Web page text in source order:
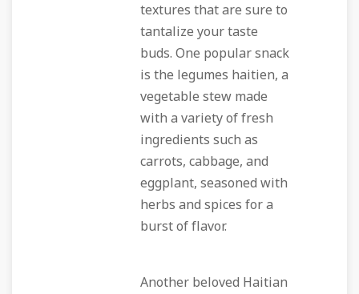
textures that are sure to
tantalize your taste
buds. One popular snack
is the legumes haitien, a
vegetable stew made
with a variety of fresh
ingredients such as
carrots, cabbage, and
eggplant, seasoned with
herbs and spices for a
burst of flavor.
Another beloved Haitian